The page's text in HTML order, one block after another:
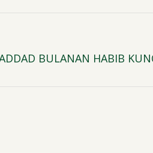
BULANAN HABIB